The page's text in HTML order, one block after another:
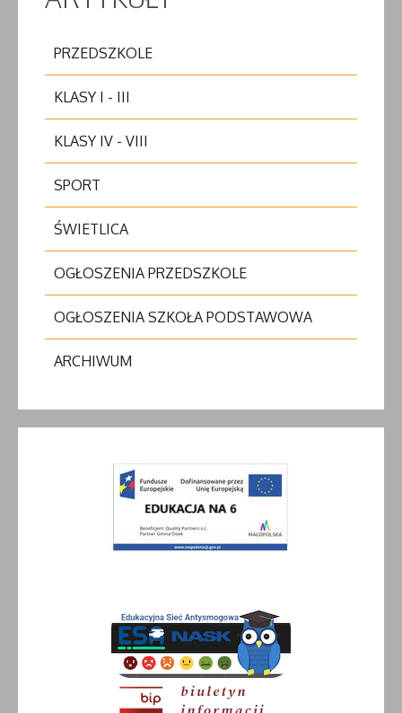
PRZEDSZKOLE
KLASY I - III
KLASY IV - VIII
SPORT
ŚWIETLICA
OGŁOSZENIA PRZEDSZKOLE
OGŁOSZENIA SZKOŁA PODSTAWOWA
ARCHIWUM